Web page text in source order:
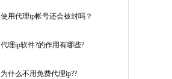
使用代理ip帐号还会被封吗？
代理ip软件?的作用有哪些?
为什么不用免费代理ip??